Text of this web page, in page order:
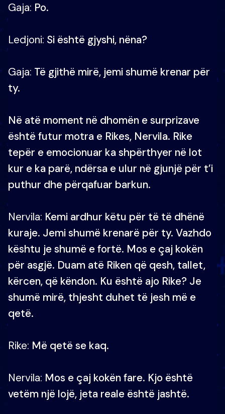
Gaja: Po.
Ledjoni: Si është gjyshi, nëna?
Gaja: Të gjithë mirë, jemi shumë krenar për
ty.
Në atë moment në dhomën e surprizave
është futur motra e Rikes, Nervila. Rike
tepër e emocionuar ka shpërthyer në lot
kur e ka parë, ndërsa e ulur në gjunjë për t’i
puthur dhe përqafuar barkun.
Nervila: Kemi ardhur këtu për të të dhënë
kuraje. Jemi shumë krenarë për ty. Vazhdo
kështu je shumë e fortë. Mos e çaj kokën
për asgjë. Duam atë Riken që qesh, tallet,
kërcen, që këndon. Ku është ajo Rike? Je
shumë mirë, thjesht duhet të jesh më e
qetë.
Rike: Më qetë se kaq.
Nervila: Mos e çaj kokën fare. Kjo është
vetëm një lojë, jeta reale është jashtë.